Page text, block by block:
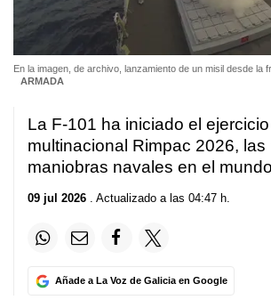
En la imagen, de archivo, lanzamiento de un misil desde la
ARMADA
La F-101 ha iniciado el ejercicio
multinacional Rimpac 2026, las
maniobras navales en el mundo
09 jul 2026 . Actualizado a las 04:47 h.
Añade a La Voz de Galicia en Google